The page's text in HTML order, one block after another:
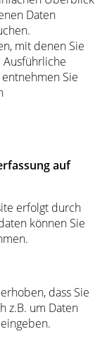
Daten
mit denen Sie
Sie
auf
erfolgt durch
können Sie
dass Sie
z.B. um Daten